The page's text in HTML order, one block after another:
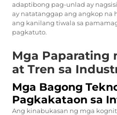
adaptibong pag-unlad ay
ay natatanggap ang angkop na
ang kanilang tiwala sa
pagkatuto.
Mga Paparating
at Tren sa
Mga Bagong
Pagkakataon sa
Ang kinabukasan ng mga